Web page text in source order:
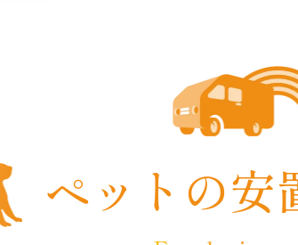
ペットの安